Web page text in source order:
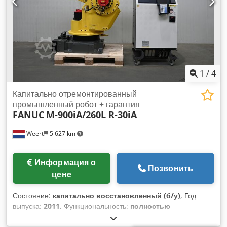
тормозами; диаметр колеса 125 мм; управляется ножным
насосом Грузоподъемность в кг: 350 Вес в кг: 150 Полезный
ход в мм: 610 Высота в мм: 400 Общая высота в мм: 1010
Размер платформы в мм: 1900 x 740
1 /4
Weert 5 627 km
Капитально отремонтированный
промышленный робот + гарантия
FANUC M-900iA/260L R-30iA
цене
Позвонить
Состояние: капитально восстановленный (б/у), Год
выпуска: 2011, Функциональность: полностью
, номер машины/транспортного средства: